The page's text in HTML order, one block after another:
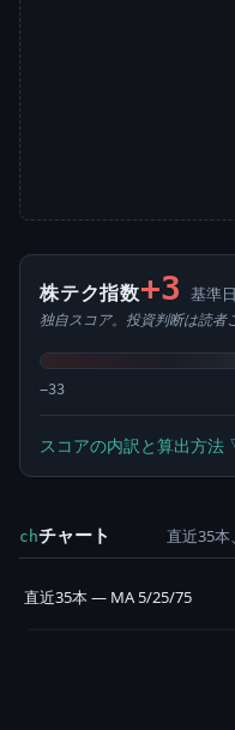
株テク指数+3 基準
独自スコア。投資判断は読者
−33
スコアの内訳と算出方法
chチャート 直近35本
直近35本 — MA 5/25/75